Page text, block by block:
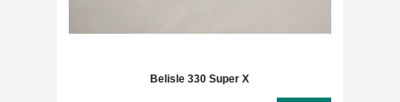
Belisle 330 Super X